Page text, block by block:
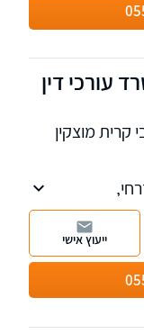
עורכי דין
קרית מוצקין
לאומי,
ליוויייעוץ אישי